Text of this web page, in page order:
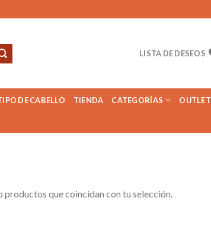
LISTA DE DESEOS
DE CABELLO TIENDA CATEGORÍAS OUTLET
productos que coincidan con tu selección.